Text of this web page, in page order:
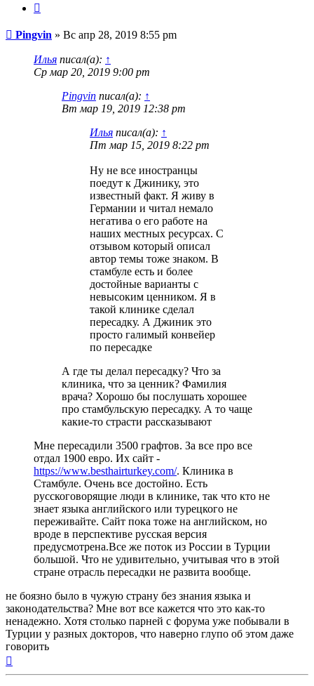
Сообщение
Pingvin » Вс апр 28, 2019 8:55 pm
Илья писал(а): ↑
Ср мар 20, 2019 9:00 pm
Pingvin писал(а): ↑
Вт мар 19, 2019 12:38 pm
Илья писал(а): ↑
Пт мар 15, 2019 8:22 pm
Ну не все иностранцы
поедут к Джинику, это
известный факт. Я живу в
Германии и читал немало
негатива о его работе на
наших местных ресурсах. С
отзывом который описал
автор темы тоже знаком. В
стамбуле есть и более
достойные варианты с
невысоким ценником. Я в
такой клинике сделал
пересадку. А Джиник это
просто галимый конвейер
по пересадке
А где ты делал пересадку? Что за
клиника, что за ценник? Фамилия
врача? Хорошо бы послушать хорошее
про стамбульскую пересадку. А то чаще
какие-то страсти рассказывают
Мне пересадили 3500 графтов. За все про все
отдал 1900 евро. Их сайт -
https://www.besthairturkey.com/. Клиника в
Стамбуле. Очень все достойно. Есть
русскоговорящие люди в клинике, так что кто не
знает языка английского или турецкого не
переживайте. Сайт пока тоже на английском, но
вроде в перспективе русская версия
предусмотрена.Все же поток из России в Турции
большой. Что не удивительно, учитывая что в этой
стране отрасль пересадки не развита вообще.
не боязно было в чужую страну без знания языка и
законодательства? Мне вот все кажется что это как-то
ненадежно. Хотя столько парней с форума уже побывали в
Турции у разных докторов, что наверно глупо об этом даже
говорить